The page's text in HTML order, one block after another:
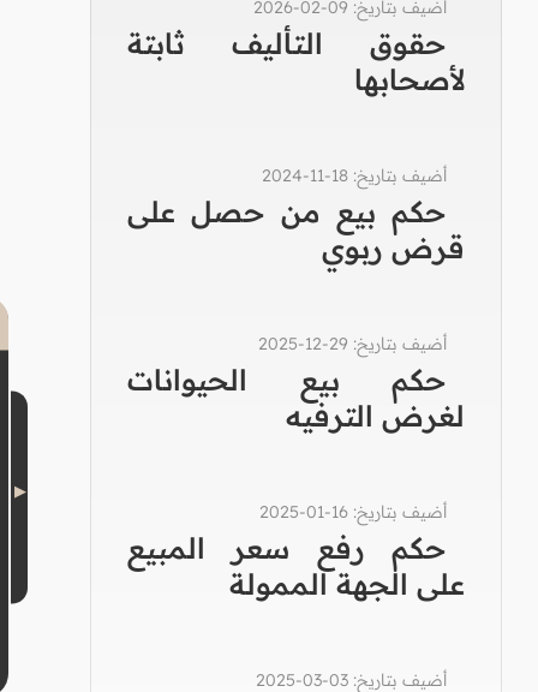
أضيف بتاريخ: 09-02-2026
حقوق التأليف ثابتة
لأصحابها
أضيف بتاريخ: 18-11-2024
حكم بيع من حصل على
قرض ربوي
أضيف بتاريخ: 29-12-2025
حكم بيع الحيوانات
لغرض الترفيه
أضيف بتاريخ: 16-01-2025
حكم رفع سعر المبيع
على الجهة الممولة
أضيف بتاريخ: 03-03-2025